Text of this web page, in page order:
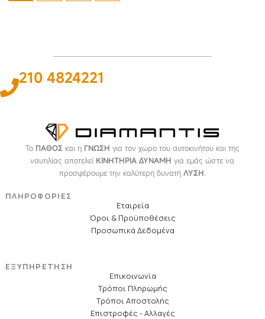
210 4824221
Το ΠΑΘΟΣκαι η ΓΝΩΣΗ για τον χώρο του αυτοκινήτου και της
ναυτιλίας αποτελεί ΚΙΝΗΤΗΡΙΑ ΔΥΝΑΜΗ για εμάς ώστε να
προσφέρουμε την καλύτερη δυνατή ΛΥΣΗ.
ΠΛΗΡΟΦΟΡΙΕΣ
Εταιρεία
Όροι & Προϋποθέσεις
Προσωπικά Δεδομένα
ΕΞΥΠΗΡΕΤΗΣΗ
Επικοινωνία
Τρόποι Πληρωμής
Τρόποι Αποστολής
Επιστροφές - Αλλαγές